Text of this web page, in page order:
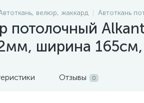
велюр, жаккард Автоткань
потолочный
ширина 165см,
Отзывы 0